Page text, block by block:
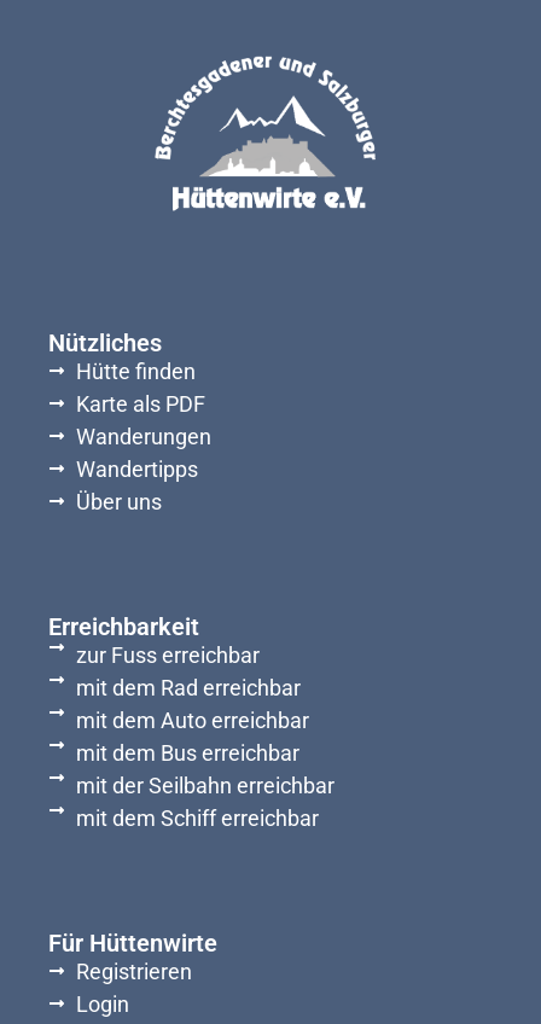
Nützliches
Hütte finden
Karte als PDF
Wanderungen
Wandertipps
Über uns
Erreichbarkeit
zur Fuss erreichbar
mit dem Rad erreichbar
mit dem Auto erreichbar
mit dem Bus erreichbar
mit der Seilbahn erreichbar
mit dem Schiff erreichbar
Für Hüttenwirte
Registrieren
Login